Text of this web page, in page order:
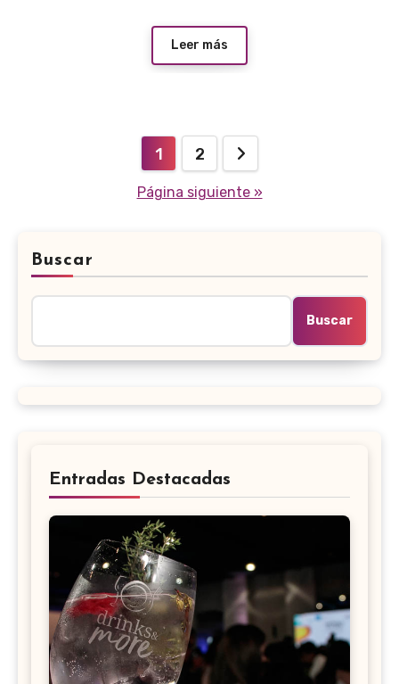
Leer más
Paginación
1 2
Página siguiente »
Buscar
Buscar
Entradas Destacadas